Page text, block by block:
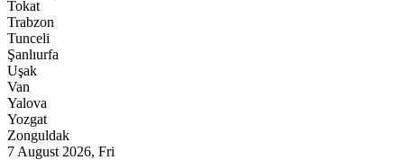
Tokat
Trabzon
Tunceli
Şanlıurfa
Uşak
Van
Yalova
Yozgat
Zonguldak
7 August 2026, Fri